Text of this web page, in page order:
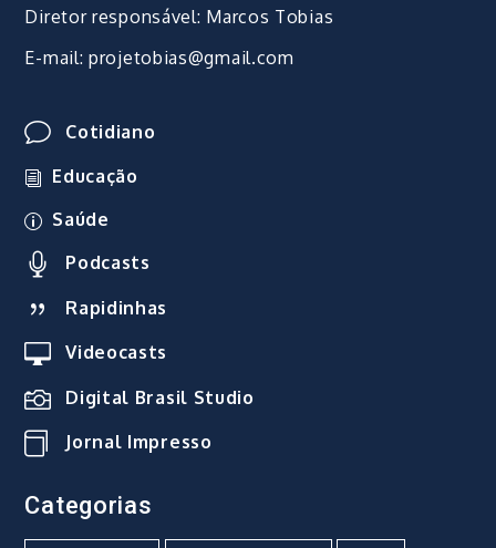
Diretor responsável: Marcos Tobias
E-mail: projetobias@gmail.com
Cotidiano
Educação
Saúde
Podcasts
Rapidinhas
Videocasts
Digital Brasil Studio
Jornal Impresso
Categorias